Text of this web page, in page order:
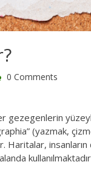
0 Comments
(yazmak,
insanların